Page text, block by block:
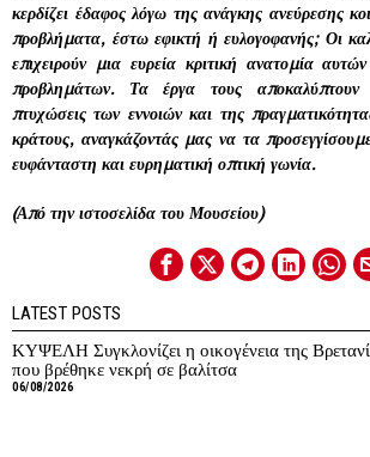
κερδίζει έδαφος λόγω της ανάγκης ανεύρεσης
προβλήματα, έστω εφικτή ή ευλογοφανής; Οι
επιχειρούν μια ευρεία κριτική ανατομία
προβλημάτων. Τα έργα τους αποκαλύπτουν
πτυχώσεις των εννοιών και της
κράτους, αναγκάζοντάς μας να τα
ευφάνταστη και ευρηματική οπτική γωνία.
(Από την ιστοσελίδα του Μουσείου)
LATEST POSTS
ΚΥΨΕΛΗ Συγκλονίζει η οικογένεια της
που βρέθηκε νεκρή σε βαλίτσα
06/08/2026